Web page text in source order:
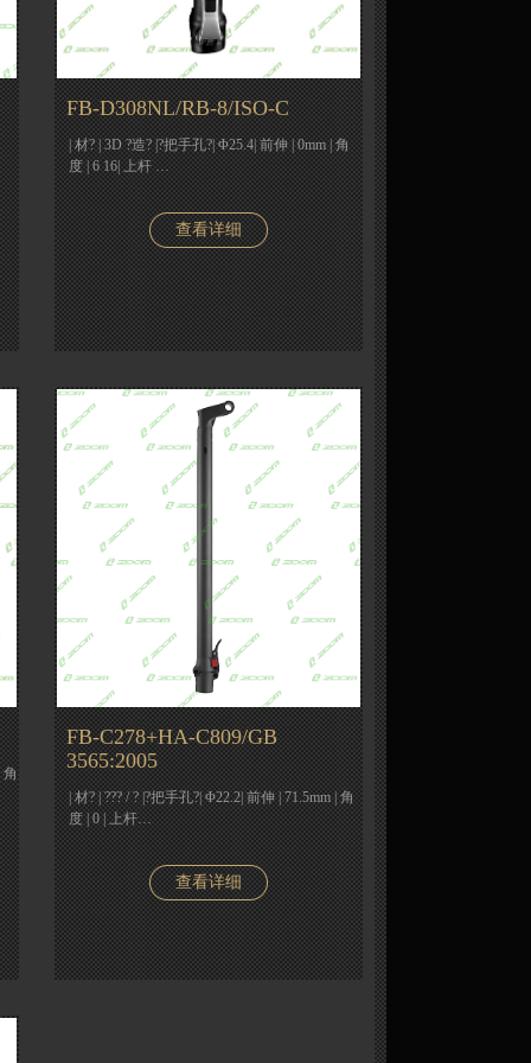
FB-D308NL/RB-8/ISO-C
| 材? | 3D ?造? |?把手孔?| Φ25.4| 前伸 | 0mm | 角
度 | 6 16| 上杆 …
查看详细
角
FB-C278+HA-C809/GB
3565:2005
| 材? | ??? / ? |?把手孔?| Φ22.2| 前伸 | 71.5mm | 角
度 | 0 | 上杆…
查看详细